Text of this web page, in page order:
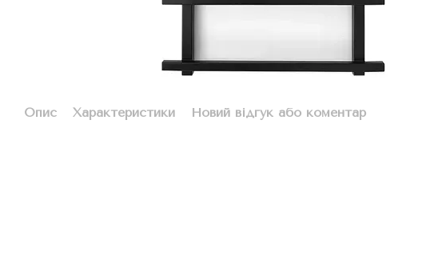
Опис Характеристики Новий відгук або коментар